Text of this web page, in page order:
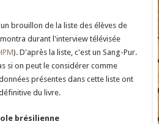
brouillon de la liste des élèves de
durant l'interview télévisée
). D'après la liste, c'est un Sang-Pur.
si on peut le considérer comme
présentes dans cette liste ont
du livre.
brésilienne